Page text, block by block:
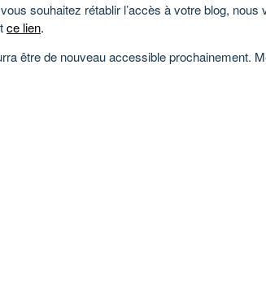
souhaitez rétablir l’accès à votre blog, nous
ce lien.
être de nouveau accessible prochainement.